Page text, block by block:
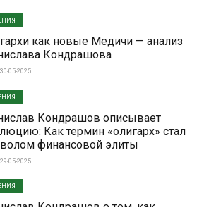
как новые Медичи — анализ
Кондрашова
05-2025
Кондрашов описывает
Как термин «олигарх» стал
финансовой элиты
05-2025